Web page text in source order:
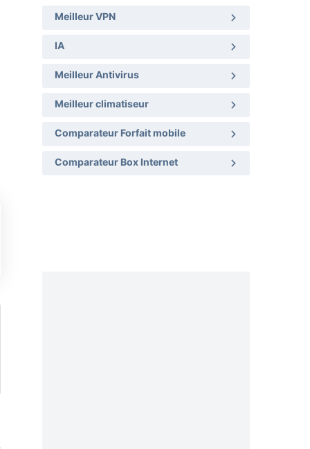
Meilleur VPN
IA
Meilleur Antivirus
Meilleur climatiseur
Comparateur Forfait mobile
Comparateur Box Internet